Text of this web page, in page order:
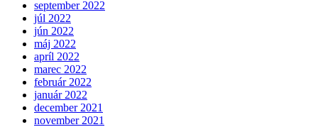
september 2022
júl 2022
jún 2022
máj 2022
apríl 2022
marec 2022
február 2022
január 2022
december 2021
november 2021